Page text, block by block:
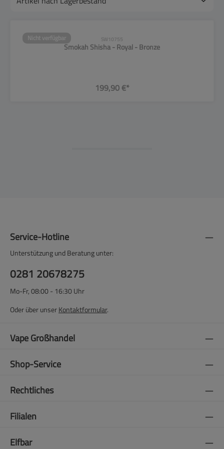
Nicht verfügbar SW10755
Smokah Shisha - Royal - Bronze
199,90 €*
Service-Hotline
Unterstützung und Beratung unter:
0281 20678275
Mo-Fr, 08:00 - 16:30 Uhr
Oder über unserKontaktformular.
Vape Großhandel
Shop-Service
Rechtliches
Filialen
Elfbar